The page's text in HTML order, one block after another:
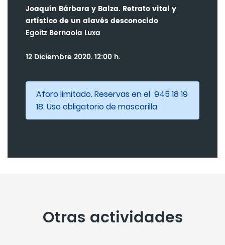
Joaquín Bárbara y Balza. Retrato vital y
artístico de un alavés desconocido
Egoitz Bernaola Luxa
12 Diciembre 2020. 12:00 h.
Aforo limitado. Reservas en el 945 18 19
18. Uso obligatorio de mascarilla
Otras actividades